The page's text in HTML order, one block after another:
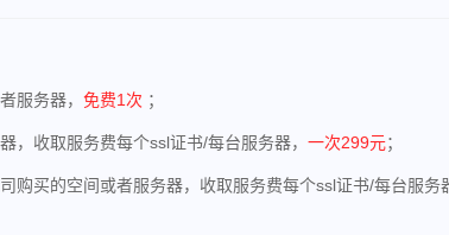
服务器， 免费1次 ；
，收取服务费每个ssl证书/每台服务器， 一次299元；
买的空间或者服务器，收取服务费每个ssl证书/每台服务